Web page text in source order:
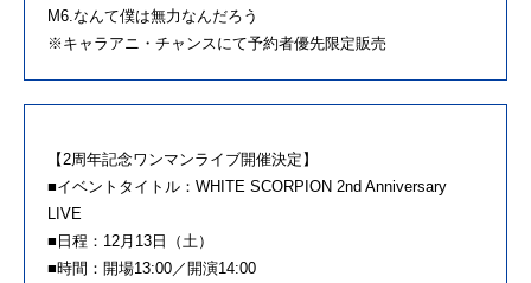
M6.なんて僕は無力なんだろう
※キャラアニ・チャンスにて予約者優先限定販売
【2周年記念ワンマンライブ開催決定】
■イベントタイトル：WHITE SCORPION 2nd Anniversary
LIVE
■日程：12月13日（土）
■時間：開場13:00／開演14:00